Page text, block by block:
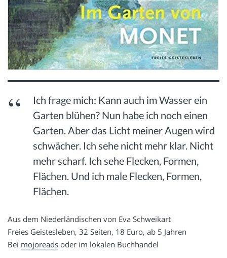
Ich frage mich: Kann auch im Wasser ein
Garten blühen? Nun habe ich noch einen
Garten. Aber das Licht meiner Augen wird
schwächer. Ich sehe nicht mehr klar. Nicht
mehr scharf. Ich sehe Flecken, Formen,
Flächen. Und ich male Flecken, Formen,
Flächen.
Aus dem Niederländischen von Eva Schweikart
Freies Geistesleben, 32 Seiten, 18 Euro, ab 5 Jahren
Bei mojoreads oder im lokalen Buchhandel